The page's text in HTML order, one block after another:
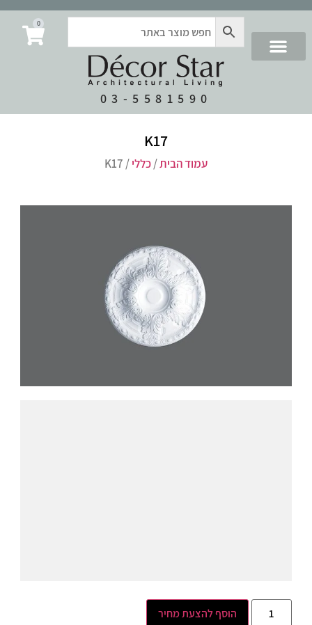
03-5581590
0
K17
עמוד הבית/כללי/ K17
הוסף להצעת מחיר